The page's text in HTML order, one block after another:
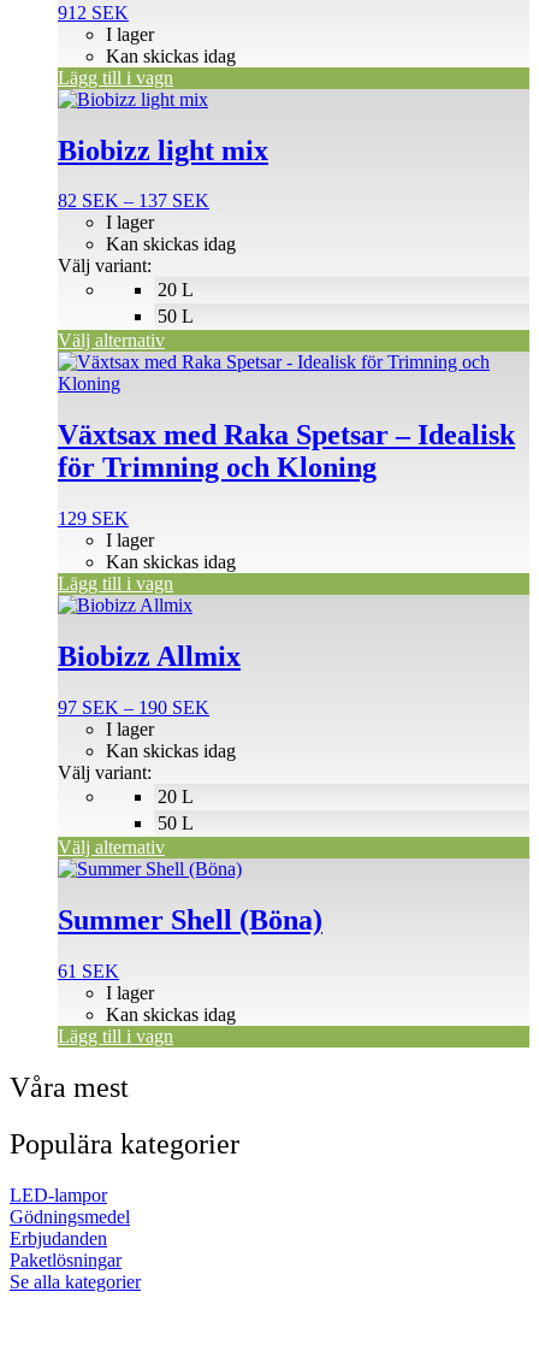
912 SEK
I lager
Kan skickas idag
Lägg till i vagn
Biobizz light mix
82 SEK – 137 SEK
till
20 L
50 L
I lager
Kan skickas idag
Välj variant:
Välj alternativ
Den
produkten
har
varianter.
olika
alternativen
på
produktsidan
Växtsax med Raka Spetsar – Idealisk
för Trimning och Kloning
129 SEK
I lager
Kan skickas idag
Lägg till i vagn
Biobizz Allmix
97 SEK – 190 SEK
till
20 L
50 L
I lager
Kan skickas idag
Välj variant:
Välj alternativ
Den
produkten
har
varianter.
olika
alternativen
på
produktsidan
Summer Shell (Böna)
61 SEK
I lager
Kan skickas idag
Lägg till i vagn
Våra mest
Populära kategorier
LED-lampor
Gödningsmedel
Erbjudanden
Paketlösningar
Se alla kategorier